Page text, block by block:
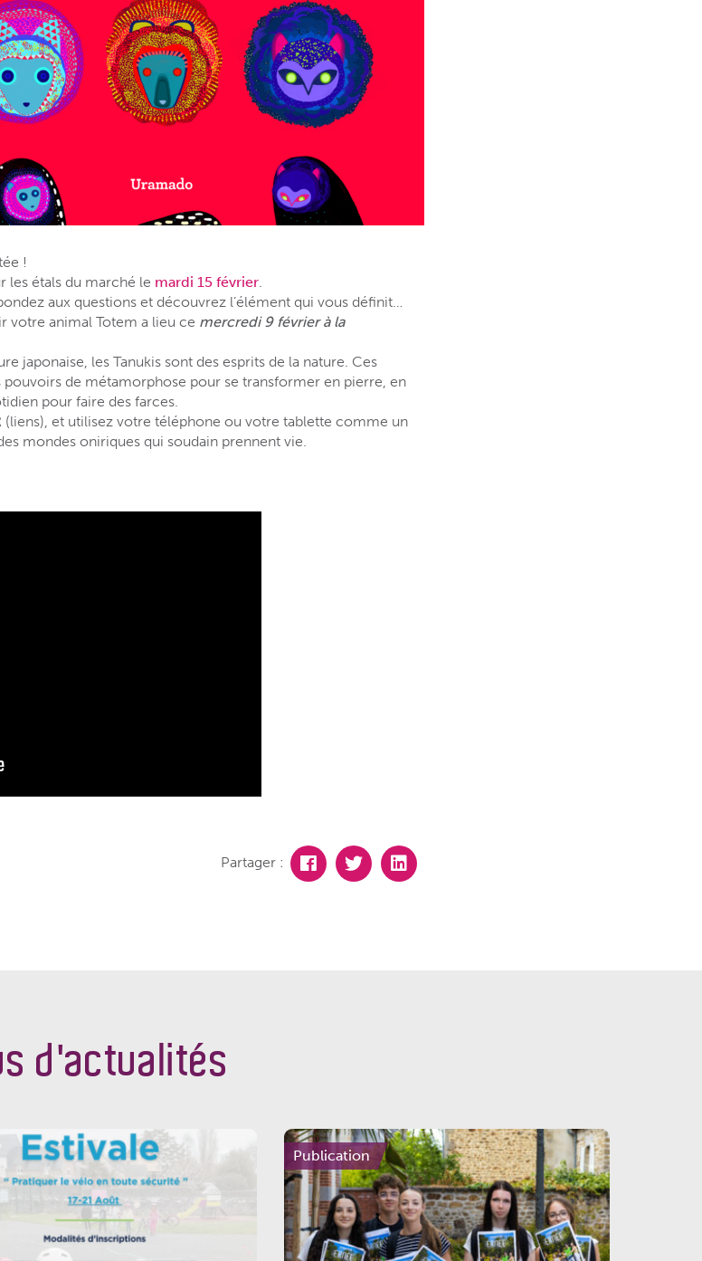
!
les étals du marché le mardi 15 février.
aux questions et découvrez l’élément qui vous définit…
votre animal Totem a lieu ce mercredi 9 février à la
japonaise, les Tanukis sont des esprits de la nature. Ces
de métamorphose pour se transformer en pierre, en
pour faire des farces.
(liens), et utilisez votre téléphone ou votre tablette comme un
mondes oniriques qui soudain prennent vie.
Partager :
d'actualités
Publication